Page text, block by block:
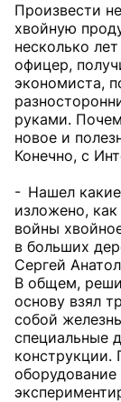
Произвести
хвойную
несколько
офицер,
экономиста,
руками.
новое и
Конечно, с
- Нашел
изложено,
войны
в больших
Сергей
В общем,
основу взял
собой
специальные
конструкции.
оборудование